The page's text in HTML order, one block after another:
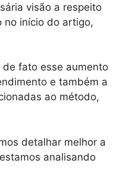
visão a respeito
no início do artigo,
de fato esse aumento
e também a
ao método,
detalhar melhor a
analisando